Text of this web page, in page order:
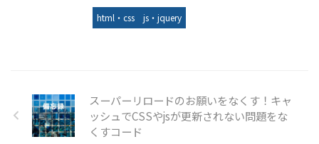
html・css js・jquery
スーパーリロードのお願いをなくす！キャ
ッシュでCSSやjsが更新されない問題をな
くすコード